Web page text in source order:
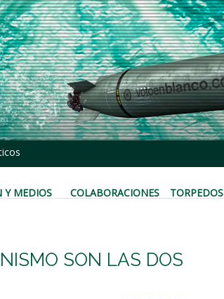
Y MEDIOS COLABORACIONES TORPEDOS
SON LAS DOS